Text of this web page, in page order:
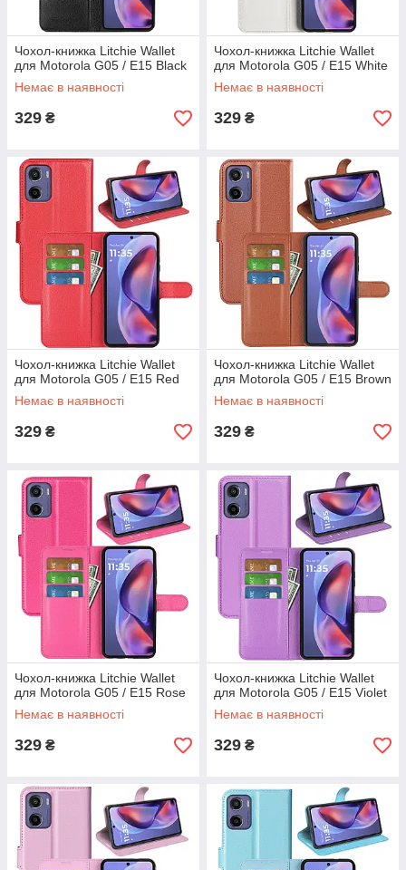
Чохол-книжка Litchie Wallet
для Motorola G05 / E15 Black
Немає в наявності
329 ₴
Чохол-книжка Litchie Wallet
для Motorola G05 / E15 White
Немає в наявності
329 ₴
Чохол-книжка Litchie Wallet
для Motorola G05 / E15 Red
Немає в наявності
329 ₴
Чохол-книжка Litchie Wallet
для Motorola G05 / E15 Brown
Немає в наявності
329 ₴
Чохол-книжка Litchie Wallet
для Motorola G05 / E15 Rose
Немає в наявності
329 ₴
Чохол-книжка Litchie Wallet
для Motorola G05 / E15 Violet
Немає в наявності
329 ₴